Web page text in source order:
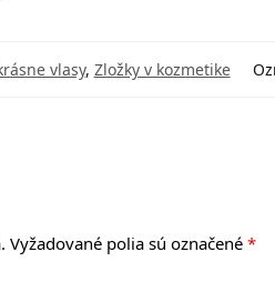
vlasy, Zložky v kozmetike
Vyžadované polia sú označené *